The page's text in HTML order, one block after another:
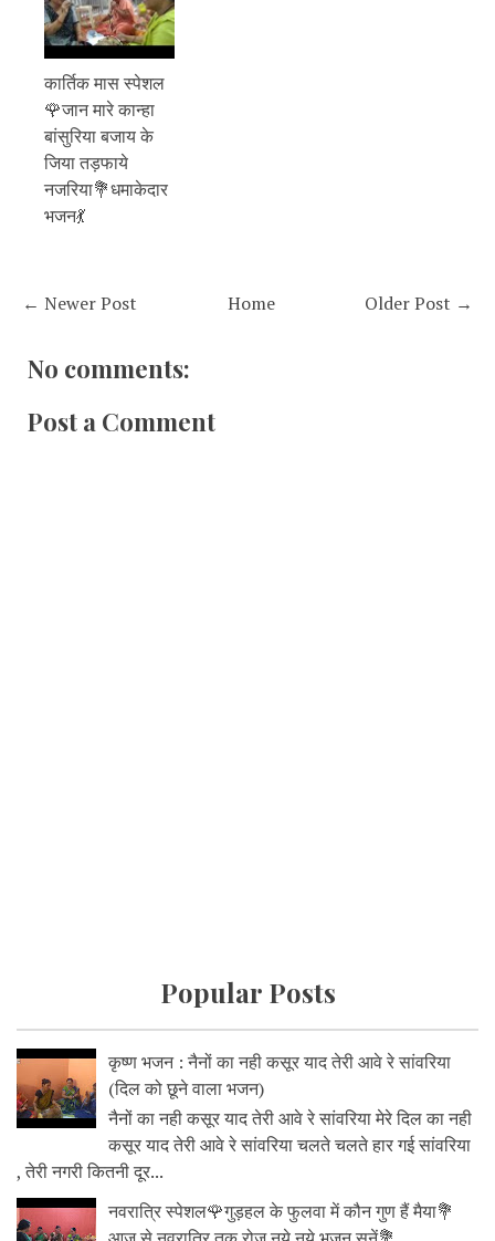
कार्तिक मास स्पेशल
🌹जान मारे कान्हा
बांसुरिया बजाय के
जिया तड़फाये
नजरिया💐धमाकेदार
भजन💃
← Newer Post Older Post →
Home
No comments:
Post a Comment
Popular Posts
कृष्ण भजन : नैनों का नही कसूर याद तेरी आवे रे सांवरिया
(दिल को छूने वाला भजन)
नैनों का नही कसूर याद तेरी आवे रे सांवरिया मेरे दिल का नही
कसूर याद तेरी आवे रे सांवरिया चलते चलते हार गई सांवरिया
, तेरी नगरी कितनी दूर...
नवरात्रि स्पेशल🌹गुड़हल के फुलवा में कौन गुण हैं मैया💐